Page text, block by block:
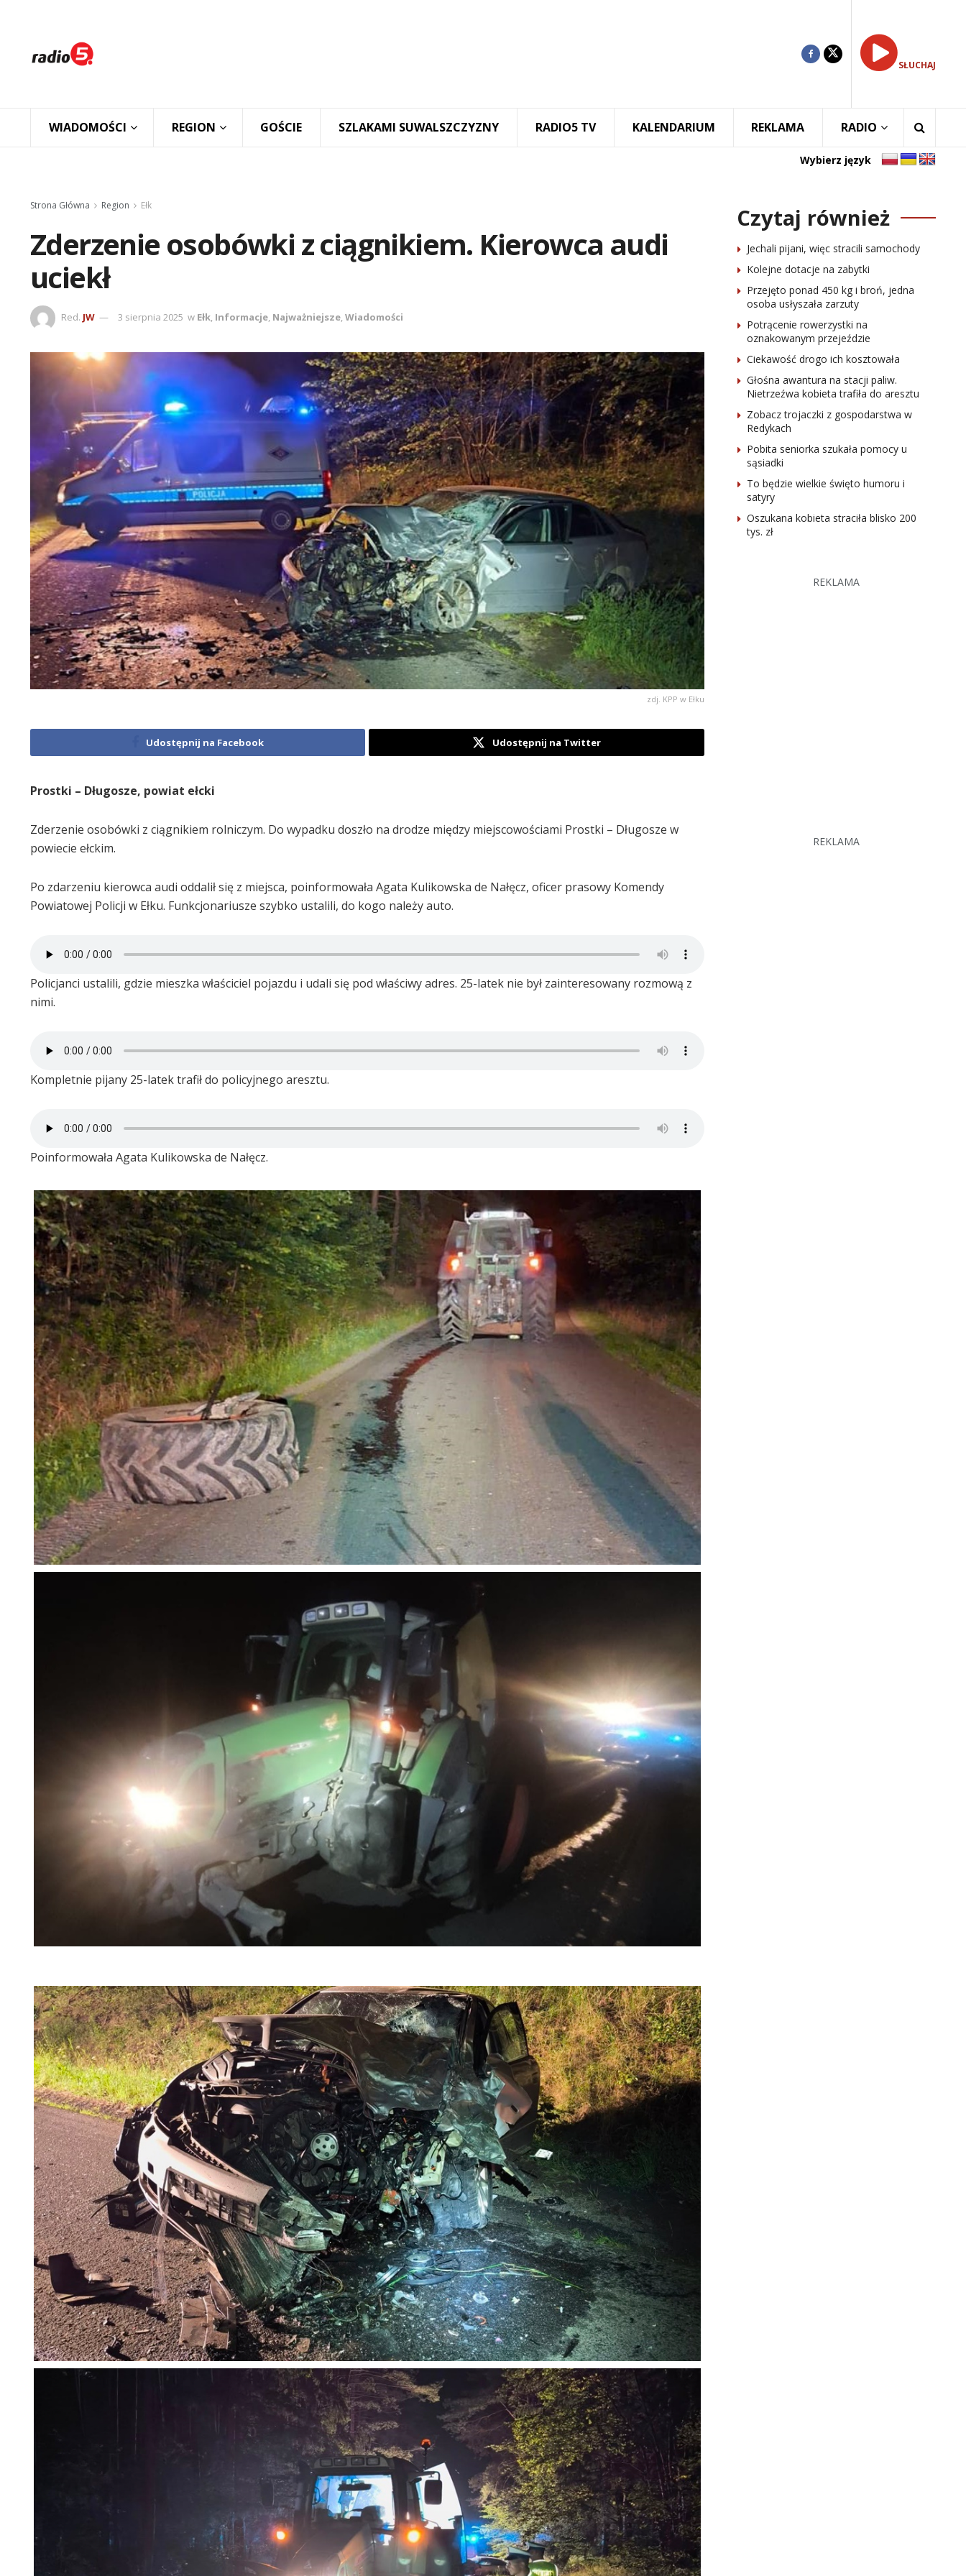
SŁUCHAJ
WIADOMOŚCI REGION GOŚCIE SZLAKAMI SUWALSZCZYZNY RADIO5 TV KALENDARIUM REKLAMA RADIO
Wybierz język
Strona Główna Region Ełk
Zderzenie osobówki z ciągnikiem. Kierowca audi
uciekł
Red. JW 3 sierpnia 2025 w Ełk, Informacje, Najważniejsze,Wiadomości
zdj. KPP w Ełku
Udostępnij na Facebook Udostępnij na Twitter
Prostki – Długosze, powiat ełcki
Zderzenie osobówki z ciągnikiem rolniczym. Do wypadku doszło na drodze między miejscowościami Prostki – Długosze w
powiecie ełckim.
Po zdarzeniu kierowca audi oddalił się z miejsca, poinformowała Agata Kulikowska de Nałęcz, oficer prasowy Komendy
Powiatowej Policji w Ełku. Funkcjonariusze szybko ustalili, do kogo należy auto.
Policjanci ustalili, gdzie mieszka właściciel pojazdu i udali się pod właściwy adres. 25-latek nie był zainteresowany rozmową z
nimi.
Kompletnie pijany 25-latek trafił do policyjnego aresztu.
Poinformowała Agata Kulikowska de Nałęcz.
Czytaj również
Jechali pijani, więc stracili samochody
Kolejne dotacje na zabytki
Przejęto ponad 450 kg i broń, jedna
osoba usłyszała zarzuty
Potrącenie rowerzystki na
oznakowanym przejeździe
Ciekawość drogo ich kosztowała
Głośna awantura na stacji paliw.
Nietrzeźwa kobieta trafiła do aresztu
Zobacz trojaczki z gospodarstwa w
Redykach
Pobita seniorka szukała pomocy u
sąsiadki
To będzie wielkie święto humoru i
satyry
Oszukana kobieta straciła blisko 200
tys. zł
REKLAMA
REKLAMA